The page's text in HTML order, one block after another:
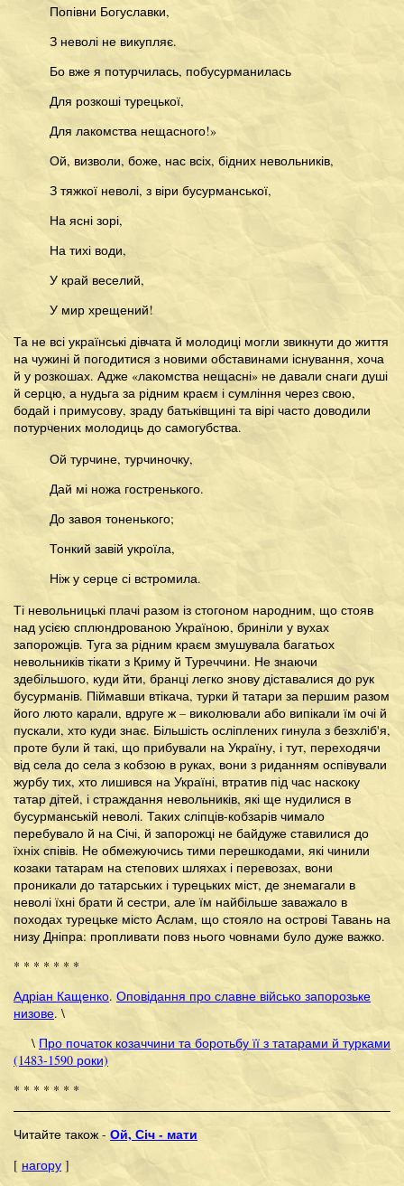
Попівни Богуславки,
З неволі не викупляє.
Бо вже я потурчилась, побусурманилась
Для розкоші турецької,
Для лакомства нещасного!»
Ой, визволи, боже, нас всіх, бідних невольників,
З тяжкої неволі, з віри бусурманської,
На ясні зорі,
На тихі води,
У край веселий,
У мир хрещений!
Та не всі українські дівчата й молодиці могли звикнути до життя
на чужині й погодитися з новими обставинами існування, хоча
й у розкошах. Адже «лакомства нещасні» не давали снаги душі
й серцю, а нудьга за рідним краєм і сумління через свою,
бодай і примусову, зраду батьківщині та вірі часто доводили
потурчених молодиць до самогубства.
Ой турчине, турчиночку,
Дай мі ножа гостренького.
До завоя тоненького;
Тонкий завій укроїла,
Ніж у серце сі встромила.
Ті невольницькі плачі разом із стогоном народним, що стояв
над усією сплюндрованою Україною, бриніли у вухах
запорожців. Туга за рідним краєм змушувала багатьох
невольників тікати з Криму й Туреччини. Не знаючи
здебільшого, куди йти, бранці легко знову діставалися до рук
бусурманів. Піймавши втікача, турки й татари за першим разом
його люто карали, вдруге ж – виколювали або випікали їм очі й
пускали, хто куди знає. Більшість осліплених гинула з безхліб'я,
проте були й такі, що прибували на Україну, і тут, переходячи
від села до села з кобзою в руках, вони з риданням оспівували
журбу тих, хто лишився на Україні, втратив під час наскоку
татар дітей, і страждання невольників, які ще нудилися в
бусурманській неволі. Таких сліпців-кобзарів чимало
перебувало й на Січі, й запорожці не байдуже ставилися до
їхніх співів. Не обмежуючись тими перешкодами, які чинили
козаки татарам на степових шляхах і перевозах, вони
проникали до татарських і турецьких міст, де знемагали в
неволі їхні брати й сестри, але їм найбільше заважало в
походах турецьке місто Аслам, що стояло на острові Тавань на
низу Дніпра: пропливати повз нього човнами було дуже важко.
* * * * * * *
Адріан Кащенко. Оповідання про славне військо запорозьке
низове. \
\ Про початок козаччини та боротьбу її з татарами й турками
(1483-1590 роки)
* * * * * * *
Читайте також - Ой, Січ - мати
[ нагору ]